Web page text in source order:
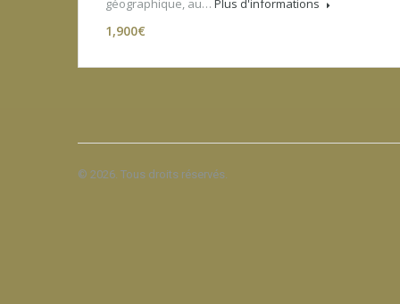
géographique, au… Plus d'informations
1,900€
© 2026. Tous droits réservés.